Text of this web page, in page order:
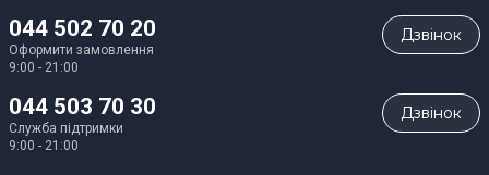
044 502 70 20
Оформити замовлення
9:00 - 21:00
Дзвiнок
044 503 70 30
Служба підтримки
9:00 - 21:00
Дзвiнок